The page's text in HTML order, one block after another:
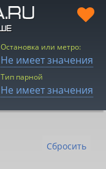
Остановка или метро:
Не имеет значения
Тип парной
Не имеет значения
Сбросить